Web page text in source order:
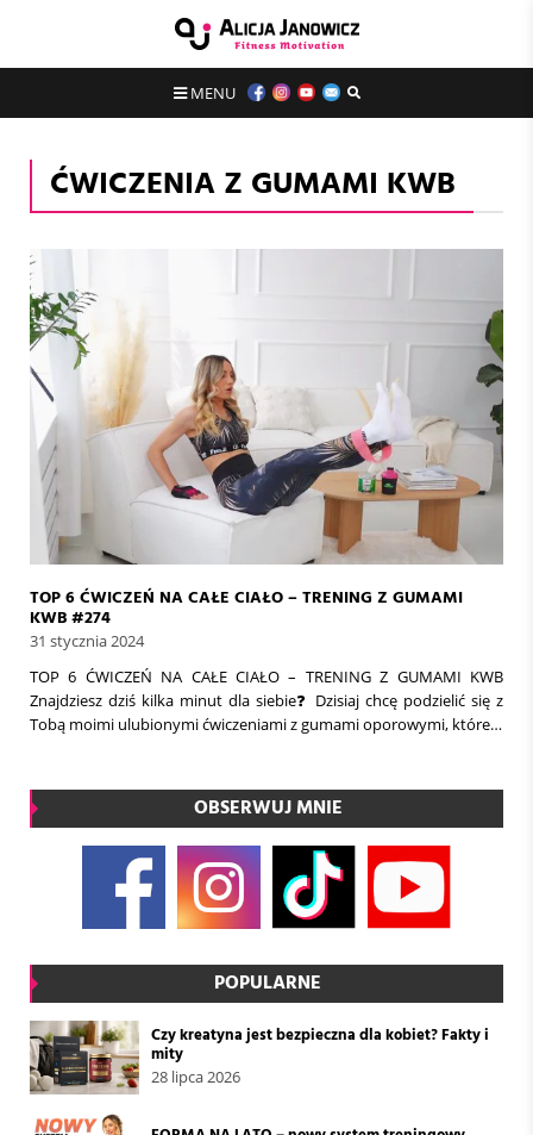
MENU
ĆWICZENIA Z GUMAMI KWB
TOP 6 ĆWICZEŃ NA CAŁE CIAŁO – TRENING Z GUMAMI
KWB #274
31 stycznia 2024
TOP 6 ĆWICZEŃ NA CAŁE CIAŁO – TRENING Z GUMAMI KWB
Znajdziesz dziś kilka minut dla siebie❓️ Dzisiaj chcę podzielić się z
Tobą moimi ulubionymi ćwiczeniami z gumami oporowymi, które…
OBSERWUJ MNIE
POPULARNE
Czy kreatyna jest bezpieczna dla kobiet? Fakty i
mity
28 lipca 2026